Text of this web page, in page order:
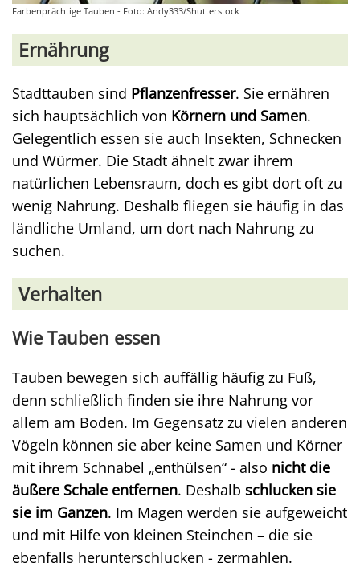
Farbenprächtige Tauben - Foto: Andy333/Shutterstock
Ernährung
Stadttauben sind Pflanzenfresser. Sie ernähren
sich hauptsächlich von Körnern und Samen.
Gelegentlich essen sie auch Insekten, Schnecken
und Würmer. Die Stadt ähnelt zwar ihrem
natürlichen Lebensraum, doch es gibt dort oft zu
wenig Nahrung. Deshalb fliegen sie häufig in das
ländliche Umland, um dort nach Nahrung zu
suchen.
Verhalten
Wie Tauben essen
Tauben bewegen sich auffällig häufig zu Fuß,
denn schließlich finden sie ihre Nahrung vor
allem am Boden. Im Gegensatz zu vielen anderen
Vögeln können sie aber keine Samen und Körner
mit ihrem Schnabel „enthülsen“ - also nicht die
äußere Schale entfernen. Deshalb schlucken sie
sie im Ganzen. Im Magen werden sie aufgeweicht
und mit Hilfe von kleinen Steinchen – die sie
ebenfalls herunterschlucken - zermahlen.